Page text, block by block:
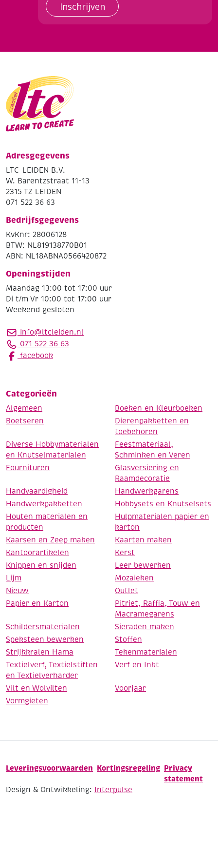
Inschrijven
Adresgegevens
LTC-LEIDEN B.V.
W. Barentzstraat 11-13
2315 TZ LEIDEN
071 522 36 63
Bedrijfsgegevens
KvKnr: 28006128
BTW: NL819138770B01
ABN: NL18ABNA0566420872
Openingstijden
Maandag 13:00 tot 17:00 uur
Di t/m Vr 10:00 tot 17:00 uur
Weekend gesloten
info@ltcleiden.nl
071 522 36 63
facebook
Categorieën
Algemeen
Boeken en Kleurboeken
Boetseren
Dierenpakketten en
toebehoren
Diverse Hobbymaterialen
en Knutselmaterialen
Feestmateriaal,
Schminken en Veren
Fournituren
Glasversiering en
Raamdecoratie
Handvaardigheid
Handwerkgarens
Handwerkpakketten
Hobbysets en Knutselsets
Houten materialen en
producten
Hulpmaterialen papier en
karton
Kaarsen en Zeep maken
Kaarten maken
Kantoorartikelen
Kerst
Knippen en snijden
Leer bewerken
Lijm
Mozaieken
Nieuw
Outlet
Papier en Karton
Pitriet, Raffia, Touw en
Macramegarens
Schildersmaterialen
Sieraden maken
Speksteen bewerken
Stoffen
Strijkkralen Hama
Tekenmaterialen
Textielverf, Textielstiften
en Textielverharder
Verf en Inkt
Vilt en Wolvilten
Voorjaar
Vormgieten
Leveringsvoorwaarden Kortingsregeling Privacy
statement
Design & Ontwikkeling: Interpulse